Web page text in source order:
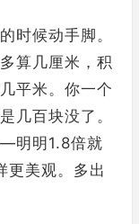
时候动手脚。
算几厘米，积
平米。你一个
几百块没了。
明明1.8倍就
更美观。多出